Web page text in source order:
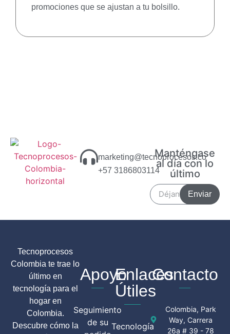
promociones que se ajustan a tu bolsillo.
marketing@tecnoprocesos.co
+57 3186803114
Manténgase
al día con lo
último
Enviar
Tecnoprocesos
Colombia te trae lo
último en
tecnología para el
hogar en
Colombia.
Descubre cómo la
Apoyo
Seguimiento
de su
Enlaces
Útiles
Tecnología
Contacto
Colombia, Park
Way, Carrera
26a # 39 - 78